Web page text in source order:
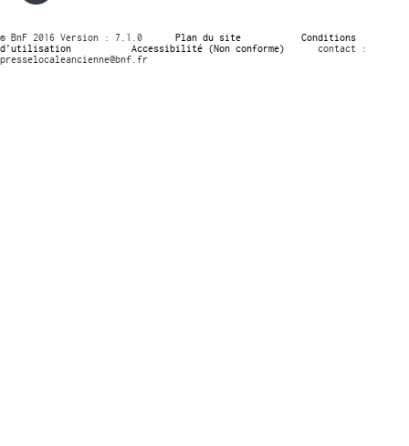
© BnF 2016 Version : 7.1.0 Plan du site
Conditions
d’utilisation
Accessibilité (Non conforme)
contact :
presselocaleancienne@bnf.fr